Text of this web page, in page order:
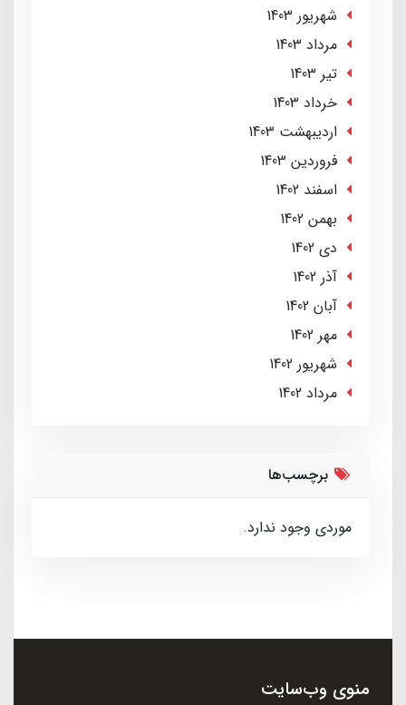
شهریور 1403
مرداد 1403
تير 1403
خرداد 1403
ارديبهشت 1403
فروردین 1403
اسفند 1402
بهمن 1402
دی 1402
آذر 1402
آبان 1402
مهر 1402
شهریور 1402
مرداد 1402
برچسب‌ها
موردی وجود ندارد.
منوی وب‌سایت